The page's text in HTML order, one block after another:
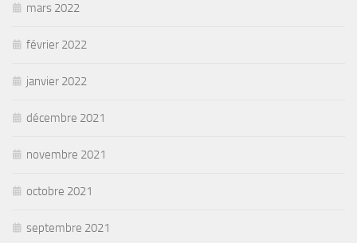
mars 2022
février 2022
janvier 2022
décembre 2021
novembre 2021
octobre 2021
septembre 2021